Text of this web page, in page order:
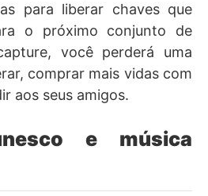
para liberar chaves que
o próximo conjunto de
você perderá uma
comprar mais vidas com
aos seus amigos.
e música